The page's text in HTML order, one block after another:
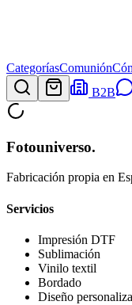
CategoríasComunión
B2B
Fotouniverso.
Fabricación propia en
Servicios
Impresión DTF
Sublimación
Vinilo textil
Bordado
Diseño